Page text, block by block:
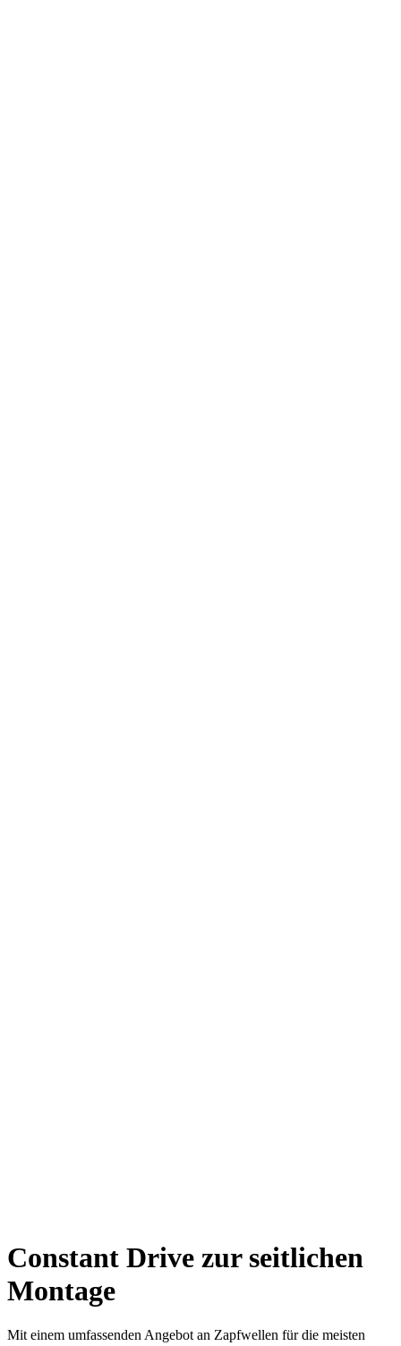
Constant Drive zur seitlichen
Montage
Mit einem umfassenden Angebot an Zapfwellen für die meisten